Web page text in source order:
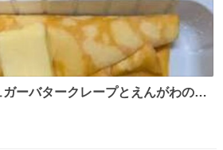
ーバタークレープとえんがわの寿
ュガーバタークレープは目黒、品
横浜、鶴見、九州の一部エリア限